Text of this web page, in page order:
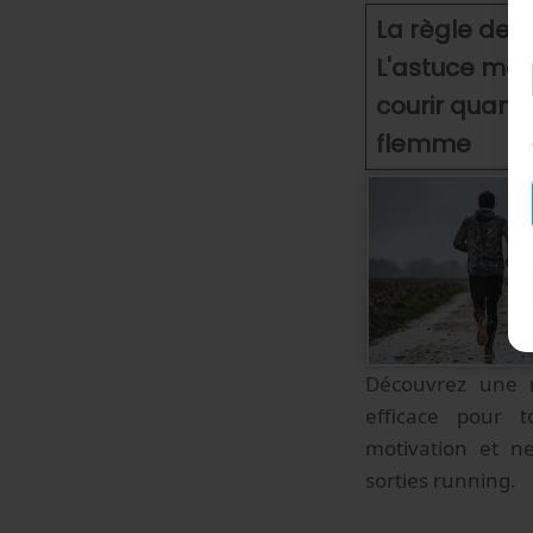
La règle des
L'astuce
courir
flemme
Découvrez une
efficace pour
motivation et
sorties running.